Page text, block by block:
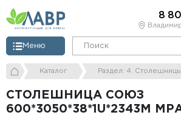
Меню
8
Каталог Раздел: 4.
СТОЛЕШНИЦА СОЮЗ
600*3050*38*1U*2343М